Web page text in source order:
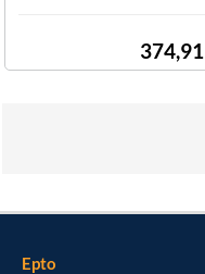
374,91
Epto